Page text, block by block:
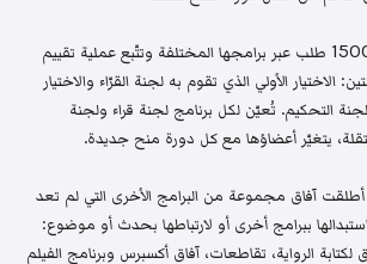
تتلقى آفاق سنوياً نحو 1500 طلب عبر برامجها المختلفة وتتّبع عملية تقييم
الاختيار الأولي الذي تقوم به لجنة القرّاء والاختيار
التحكيم. تُعيّن لكل برنامج لجنة قراء ولجنة
يتغيّر أعضاؤها مع كل دورة منح جديدة.
أطلقت آفاق مجموعة من البرامج الأخرى التي لم تعد
ببرامج أخرى أو لارتباطها بحدث أو موضوع:
لكتابة الرواية، تقاطعات، آفاق أكسبرس وبرنامج الفيلم